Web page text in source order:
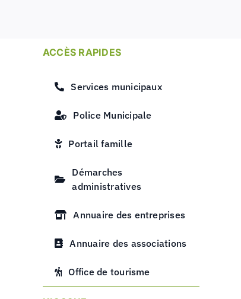
ACCÈS RAPIDES
Services municipaux
Police Municipale
Portail famille
Démarches
administratives
Annuaire des entreprises
Annuaire des associations
Office de tourisme